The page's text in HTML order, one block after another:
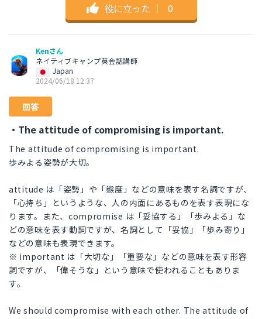
役に立った ｜ 0
Kenさん
ネイティブキャンプ英会話講師
Japan
2024/06/18 12:37
回答
・The attitude of compromising is important.
The attitude of compromising is important.
歩みよる姿勢が大切。
attitude は「姿勢」や「態度」などの意味を表す名詞ですが、
「心持ち」というような、人の内面にあるものを表す表現にな
ります。また、compromise は「妥協する」「歩みよる」な
どの意味を表す動詞ですが、名詞として「妥協」「歩み寄り」
などの意味も表現できます。
※ important は「大切な」「重要な」などの意味を表す形容
詞ですが、「偉そうな」という意味で使われることもありま
す。
We should compromise with each other. The attitude of